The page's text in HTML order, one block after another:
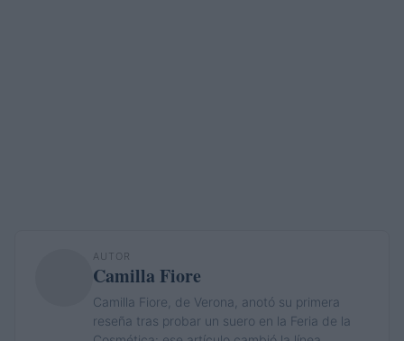
AUTOR
Camilla Fiore
Camilla Fiore, de Verona, anotó su primera
reseña tras probar un suero en la Feria de la